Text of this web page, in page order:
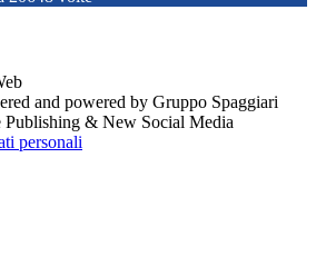
and powered by Gruppo Spaggiari
& New Social Media
personali